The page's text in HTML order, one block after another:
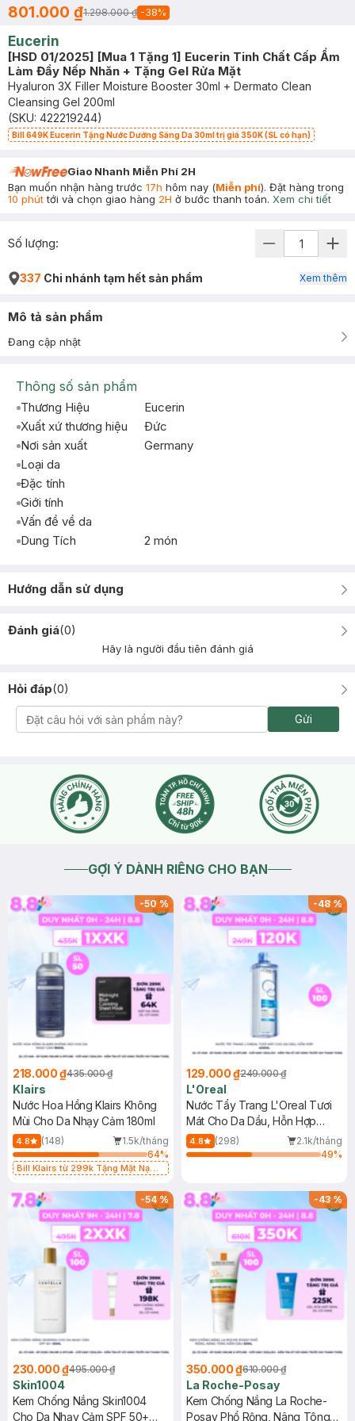
801.000 ₫1.298.000 ₫ -38%
Eucerin
[HSD 01/2025] [Mua 1 Tặng 1] Eucerin Tinh Chất Cấp Ẩm
Làm Đầy Nếp Nhăn + Tặng Gel Rửa Mặt
Hyaluron 3X Filler Moisture Booster 30ml + Dermato Clean
Cleansing Gel 200ml
(SKU: 422219244)
Bill 649K Eucerin Tặng Nước Dưỡng Sáng Da 30ml trị giá 350K (SL có hạn)
Giao Nhanh Miễn Phí 2H
Bạn muốn nhận hàng trước 17h hôm nay (Miễn phí). Đặt hàng trong
10 phúttới và chọn giao hàng 2H ở bước thanh toán. Xem chi tiết
Số lượng:
337 Chi nhánh tạm hết sản phẩm Xem thêm
Mô tả sản phẩm
Đang cập nhật
Thông số sản phẩm
Thương Hiệu
Eucerin
Xuất xứ thương hiệu
Ðức
Nơi sản xuất
Germany
Loại da
Đặc tính
Giới tính
Vấn đề về da
Dung Tích
2 món
Hướng dẫn sử dụng
Đánh giá(0)
Hãy là người đầu tiên đánh giá
Hỏi đáp(0)
Gửi
GỢI Ý DÀNH RIÊNG CHO BẠN
-50%
218.000 ₫435.000 ₫
Klairs
Nước Hoa Hồng Klairs Không
Mùi Cho Da Nhạy Cảm 180ml
4.8 (148)
1.5k/tháng
64%
Bill Klairs từ 299k Tặng Mặt Nạ
25ml (SL Có Hạn)
-48%
129.000 ₫249.000 ₫
L'Oreal
Nước Tẩy Trang L'Oreal Tươi
Mát Cho Da Dầu, Hỗn Hợp
400ml
4.8 (298)
2.1k/tháng
49%
-54%
230.000 ₫495.000 ₫
Skin1004
Kem Chống Nắng Skin1004
Cho Da Nhạy Cảm SPF 50+
-43%
350.000 ₫610.000 ₫
La Roche-Posay
Kem Chống Nắng La Roche-
Posay Phổ Rộng, Nâng Tông